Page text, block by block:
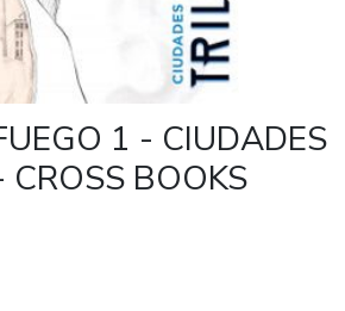
1 - CIUDADES
BOOKS